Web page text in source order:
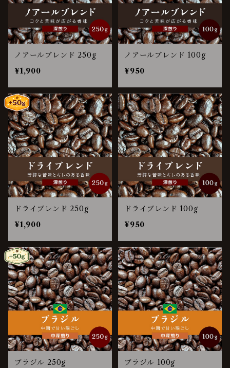
ノアールブレンド 250g
¥1,900
ノアールブレンド 100g
¥950
ドライブレンド 250g
¥1,900
ドライブレンド 100g
¥950
ブラジル 250g
ブラジル 100g